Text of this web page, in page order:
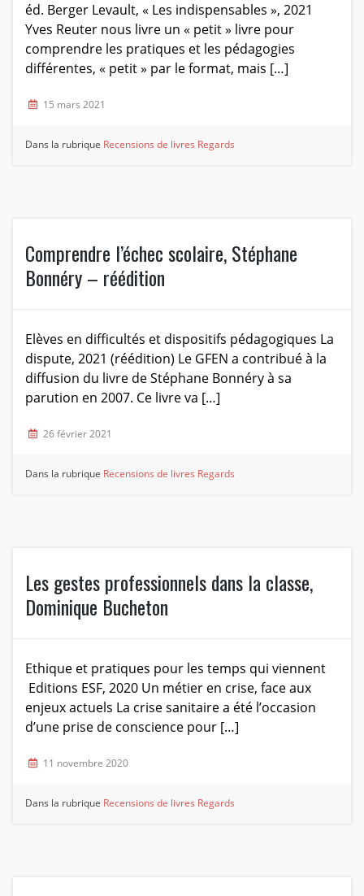
éd. Berger Levault, « Les indispensables », 2021
Yves Reuter nous livre un « petit » livre pour
comprendre les pratiques et les pédagogies
différentes, « petit » par le format, mais […]
15 mars 2021
Dans la rubrique Recensions de livres Regards
Comprendre l’échec scolaire, Stéphane
Bonnéry – réédition
Elèves en difficultés et dispositifs pédagogiques La
dispute, 2021 (réédition) Le GFEN a contribué à la
diffusion du livre de Stéphane Bonnéry à sa
parution en 2007. Ce livre va […]
26 février 2021
Dans la rubrique Recensions de livres Regards
Les gestes professionnels dans la classe,
Dominique Bucheton
Ethique et pratiques pour les temps qui viennent
Editions ESF, 2020 Un métier en crise, face aux
enjeux actuels La crise sanitaire a été l’occasion
d’une prise de conscience pour […]
11 novembre 2020
Dans la rubrique Recensions de livres Regards